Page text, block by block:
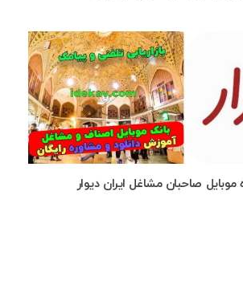
موبایل صاحبان مشاغل ایران دیوار